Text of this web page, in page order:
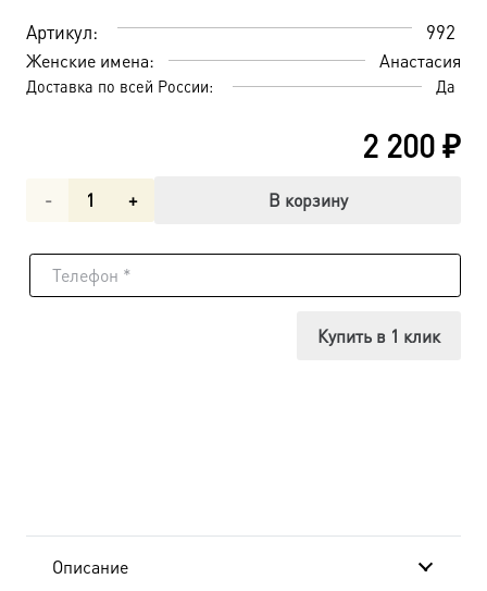
Артикул: 992
Женские имена: Анастасия
Доставка по всей России: Да
2 200₽
Количество
Анастасия
В корзину
Купить в 1 клик
Описание